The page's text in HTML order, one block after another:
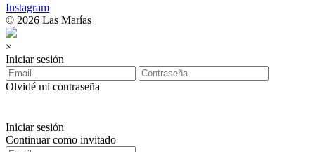
Instagram
© 2026 Las Marías
×
Iniciar sesión
Olvidé mi contraseña
Iniciar sesión
Continuar como invitado